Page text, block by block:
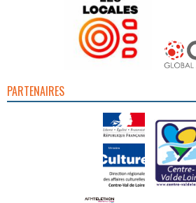
PARTENAIRES